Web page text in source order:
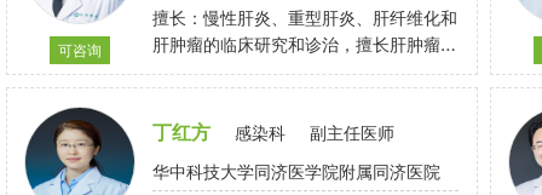
可咨询
擅长：慢性肝炎、重型肝炎、肝纤维化和
肝肿瘤的临床研究和诊治，擅长肝肿瘤的
微创及综合治疗
丁红方 感染科
副主任医师
华中科技大学同济医学院附属同济医院